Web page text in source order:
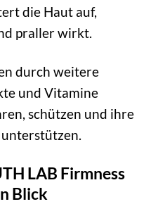
die Haut auf,
praller wirkt.
durch weitere
und Vitamine
schützen und ihre
LAB Firmness
Blick